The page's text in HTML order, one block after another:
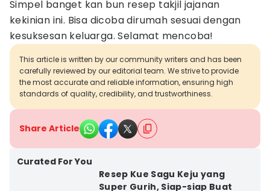
Simpel banget kan bun resep takjil jajanan
kekinian ini. Bisa dicoba dirumah sesuai dengan
kesuksesan keluarga. Selamat mencoba!
This article is written by our community writers and has been
carefully reviewed by our editorial team. We strive to provide
the most accurate and reliable information, ensuring high
standards of quality, credibility, and trustworthiness.
Share Article
Curated For You
Resep Kue Sagu Keju yang
Super Gurih, Siap-siap Buat